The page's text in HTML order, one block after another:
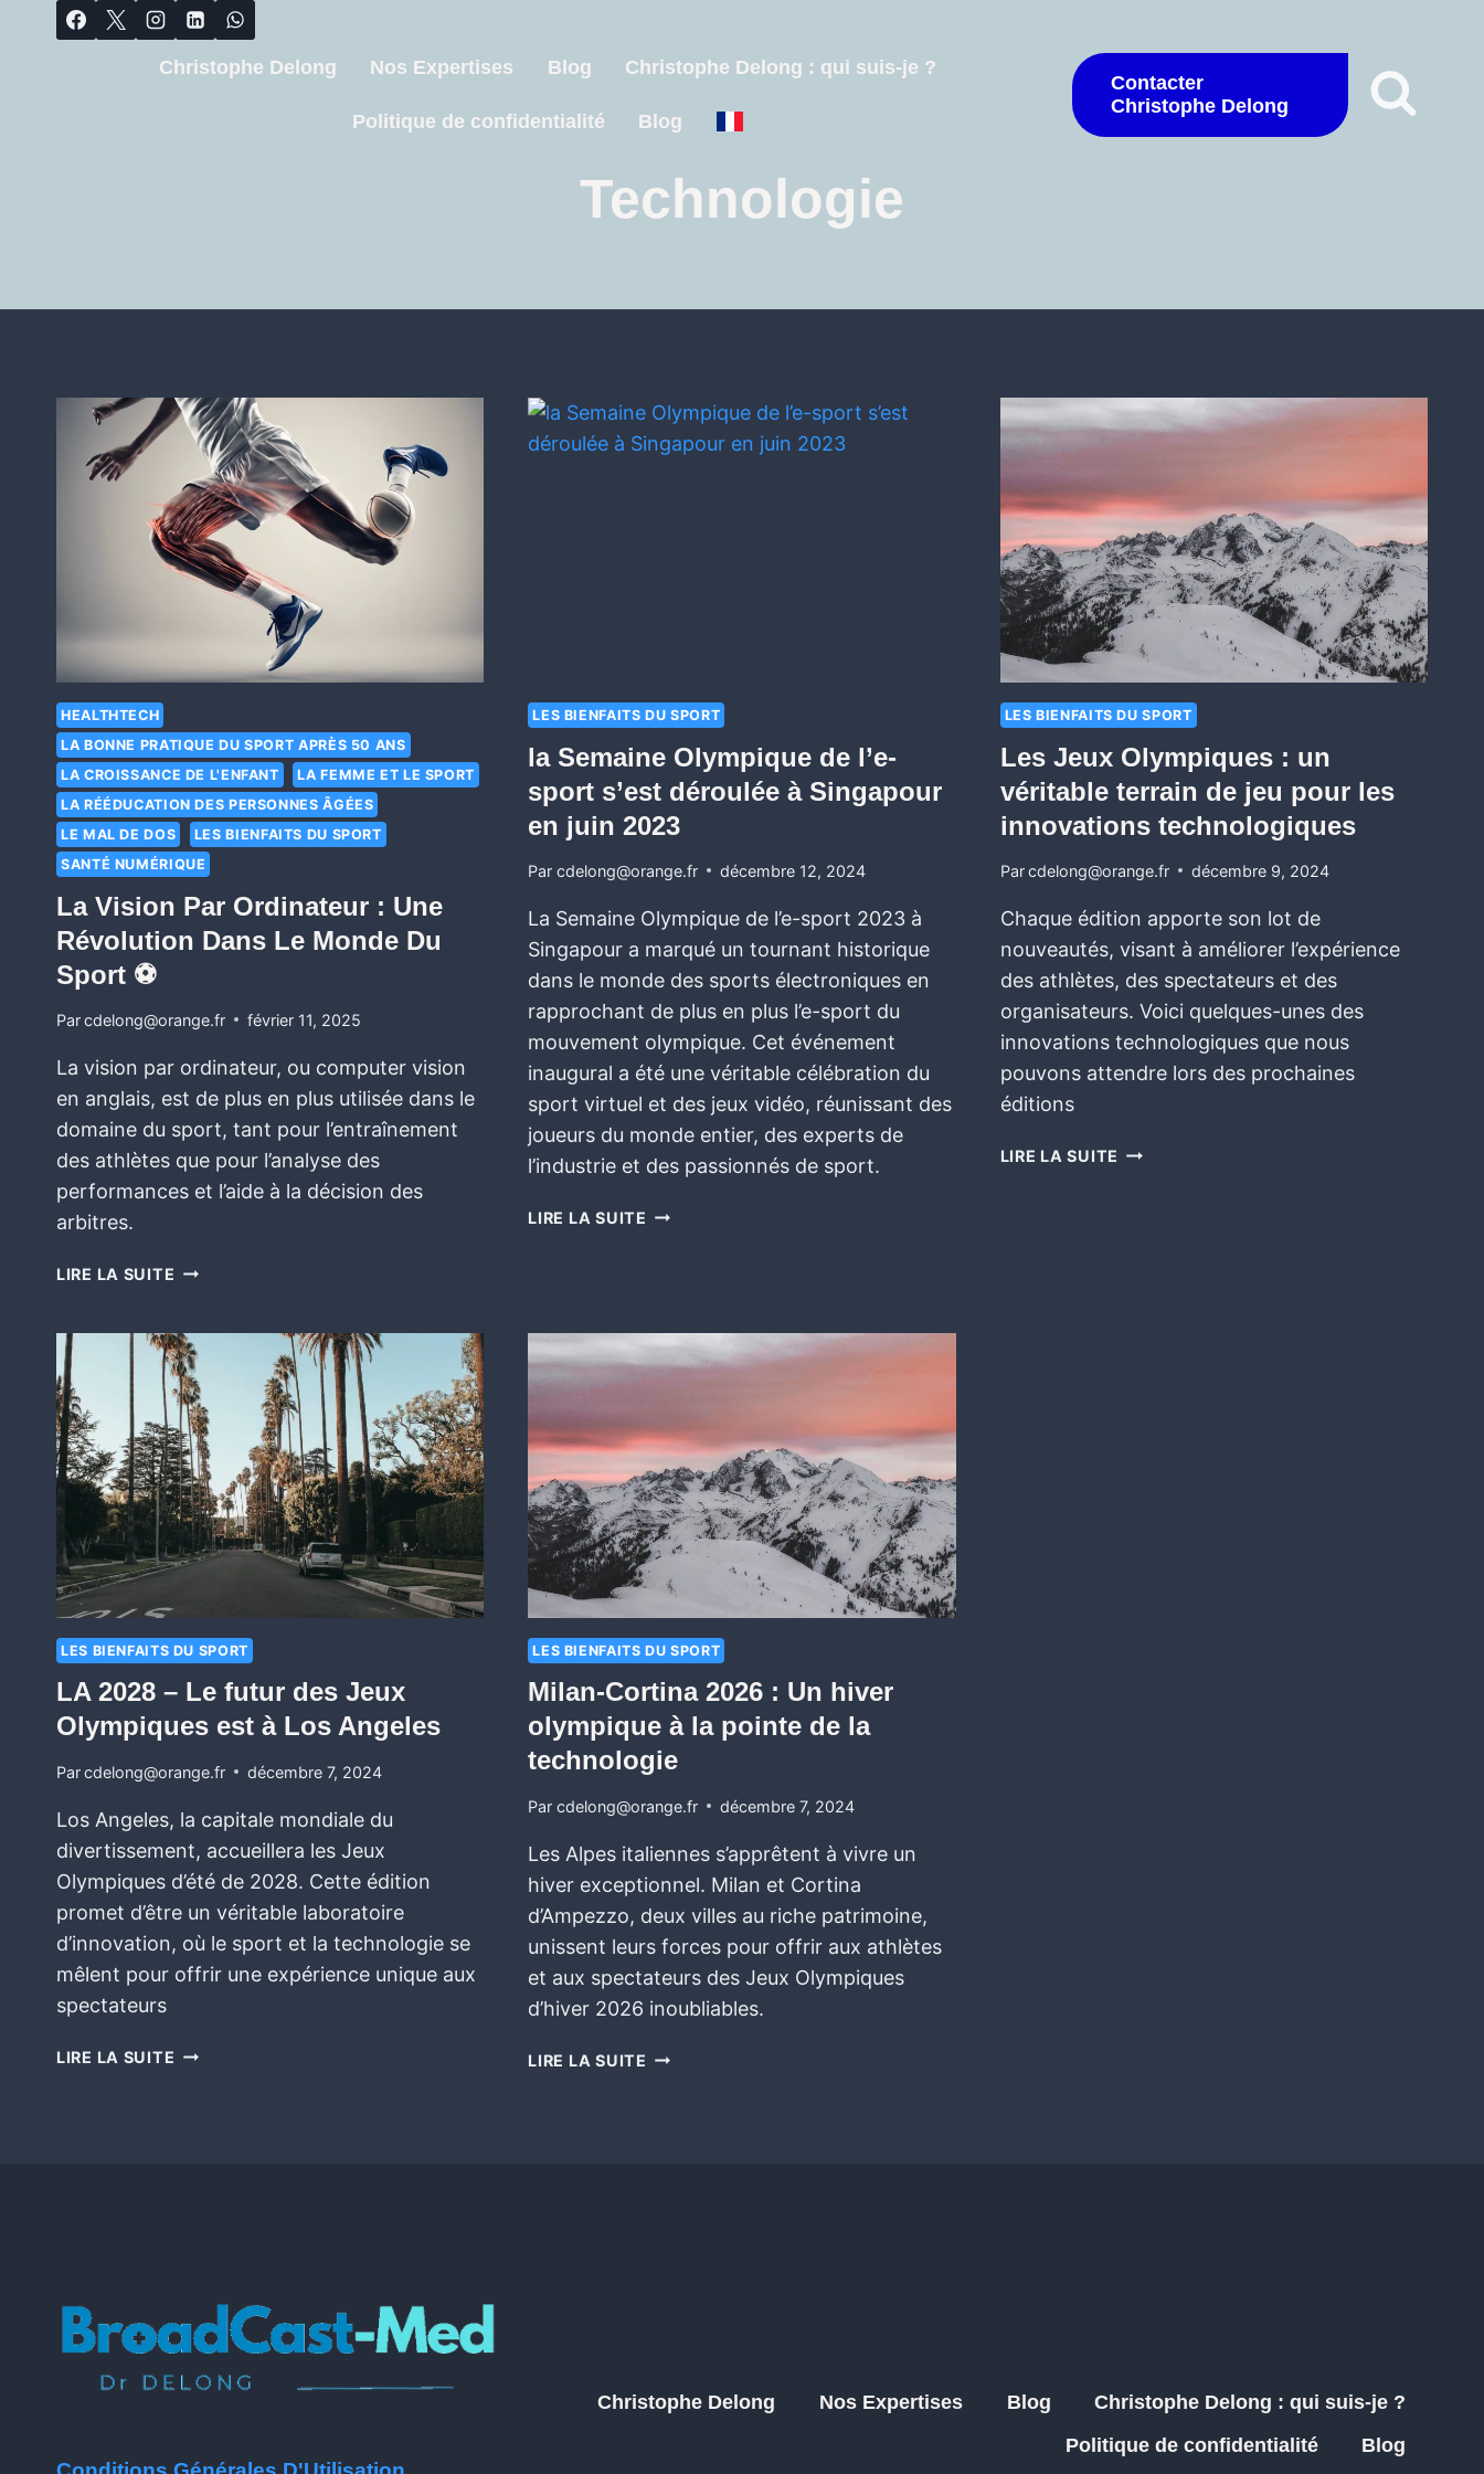
Christophe Delong Nos Expertises Blog Christophe Delong : qui suis-je ?
Politique de confidentialité Blog
Contacter
Christophe Delong
Technologie
HEALTHTECH
LA BONNE PRATIQUE DU SPORT APRÈS 50 ANS
LA CROISSANCE DE L'ENFANT
LA FEMME ET LE SPORT
LA RÉÉDUCATION DES PERSONNES ÂGÉES
LE MAL DE DOS
LES BIENFAITS DU SPORT
SANTÉ NUMÉRIQUE
La Vision Par Ordinateur : Une
Révolution Dans Le Monde Du
Sport ⚽
Parcdelong@orange.fr février 11, 2025
La vision par ordinateur, ou computer vision
en anglais, est de plus en plus utilisée dans le
domaine du sport, tant pour l’entraînement
des athlètes que pour l’analyse des
performances et l’aide à la décision des
arbitres.
LIRE LA SUITE
LES BIENFAITS DU SPORT
la Semaine Olympique de l’e-
sport s’est déroulée à Singapour
en juin 2023
Par cdelong@orange.fr décembre 12, 2024
La Semaine Olympique de l’e-sport 2023 à
Singapour a marqué un tournant historique
dans le monde des sports électroniques en
rapprochant de plus en plus l’e-sport du
mouvement olympique. Cet événement
inaugural a été une véritable célébration du
sport virtuel et des jeux vidéo, réunissant des
joueurs du monde entier, des experts de
l’industrie et des passionnés de sport.
LIRE LA SUITE
LES BIENFAITS DU SPORT
Les Jeux Olympiques : un
véritable terrain de jeu pour les
innovations technologiques
Parcdelong@orange.fr décembre 9, 2024
Chaque édition apporte son lot de
nouveautés, visant à améliorer l’expérience
des athlètes, des spectateurs et des
organisateurs. Voici quelques-unes des
innovations technologiques que nous
pouvons attendre lors des prochaines
éditions
LIRE LA SUITE
LES BIENFAITS DU SPORT
LA 2028 – Le futur des Jeux
Olympiques est à Los Angeles
Parcdelong@orange.fr décembre 7, 2024
Los Angeles, la capitale mondiale du
divertissement, accueillera les Jeux
Olympiques d’été de 2028. Cette édition
promet d’être un véritable laboratoire
d’innovation, où le sport et la technologie se
mêlent pour offrir une expérience unique aux
spectateurs
LIRE LA SUITE
LES BIENFAITS DU SPORT
Milan-Cortina 2026 : Un hiver
olympique à la pointe de la
technologie
Par cdelong@orange.fr décembre 7, 2024
Les Alpes italiennes s’apprêtent à vivre un
hiver exceptionnel. Milan et Cortina
d’Ampezzo, deux villes au riche patrimoine,
unissent leurs forces pour offrir aux athlètes
et aux spectateurs des Jeux Olympiques
d’hiver 2026 inoubliables.
LIRE LA SUITE
Christophe Delong Nos Expertises Blog
Christophe Delong : qui suis-je ?
Politique de confidentialité
Blog